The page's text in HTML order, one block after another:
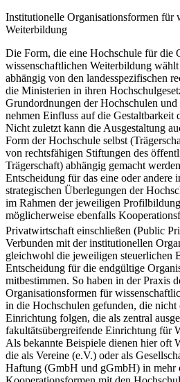
Institutionelle Organisationsformen für
Weiterbildung
Die Form, die eine Hochschule für die
wissenschaftlichen Weiterbildung
abhängig von den landesspezifischen
die Ministerien in ihren
Grundordnungen der Hochschulen und
nehmen Einfluss auf die Gestaltbarkeit
Nicht zuletzt kann die Ausgestaltung
Form der Hochschule selbst
von rechtsfähigen Stiftungen des
Trägerschaft) abhängig gemacht
Entscheidung für das eine oder andere
strategischen Überlegungen der
im Rahmen der jeweiligen
möglicherweise ebenfalls
Privatwirtschaft einschließen (Public
Verbunden mit der institutionellen
gleichwohl die jeweiligen steuerlichen
Entscheidung für die endgültige
mitbestimmen. So haben in der Praxis
Organisationsformen für
in die Hochschulen gefunden, die nicht
Einrichtung folgen, die als zentral
fakultätsübergreifende Einrichtung für
Als bekannte Beispiele dienen hier oft
die als Vereine (e.V.) oder als
Haftung (GmbH und gGmbH) in mehr